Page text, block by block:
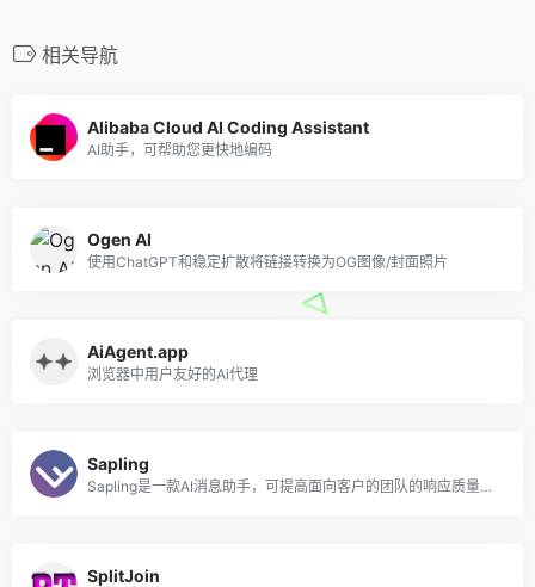
相关导航
Alibaba Cloud AI Coding Assistant
AI助手，可帮助您更快地编码
Ogen AI
使用ChatGPT和稳定扩散将链接转换为OG图像/封面照片
AiAgent.app
浏览器中用户友好的Ai代理
Sapling
Sapling是一款AI消息助手，可提高面向客户的团队的响应质量和效率。
SplitJoin